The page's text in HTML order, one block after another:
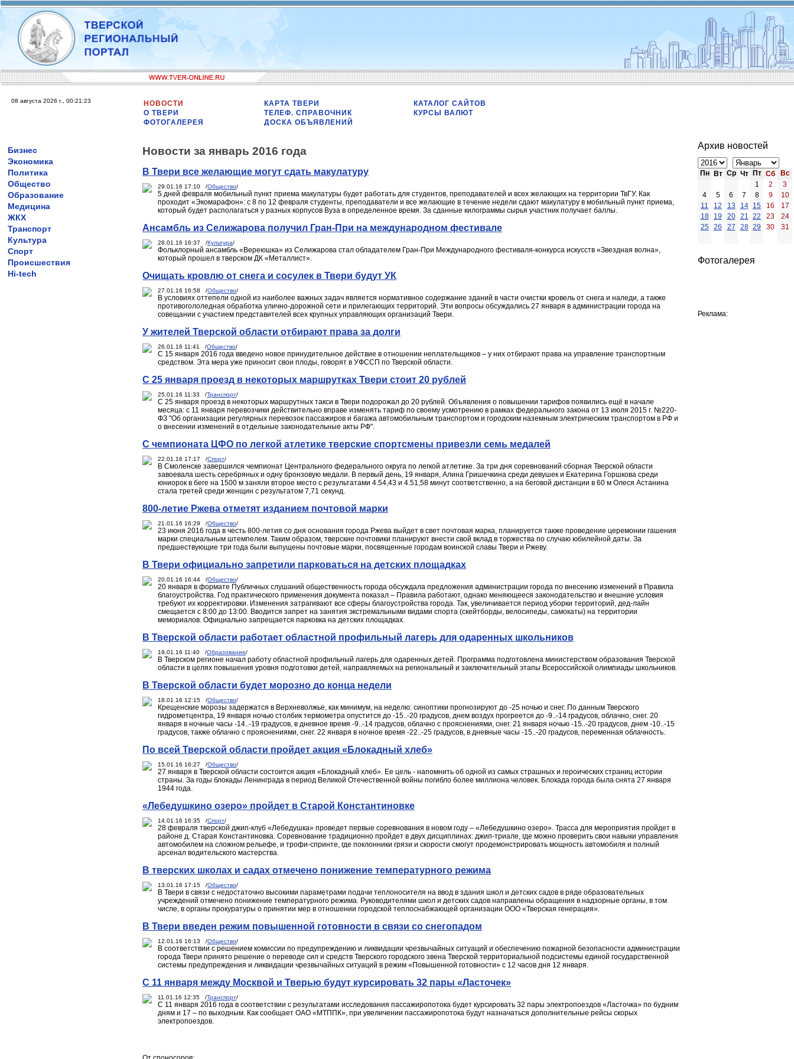
08 августа 2026 г., 00:21:23
НОВОСТИ
О ТВЕРИ
ФОТОГАЛЕРЕЯ
КАРТА ТВЕРИ
ТЕЛЕФ. СПРАВОЧНИК
ДОСКА ОБЪЯВЛЕНИЙ
КАТАЛОГ САЙТОВ
КУРСЫ ВАЛЮТ
Бизнес
Экономика
Политика
Общество
Образование
Медицина
ЖКХ
Транспорт
Культура
Спорт
Происшествия
Hi-tech
Новости за январь 2016 года
В Твери все желающие могут сдать макулатуру
29.01.16 17:10 /Общество/
5 дней февраля мобильный пункт приема макулатуры будет работать для студентов, преподавателей и всех желающих на территории ТвГУ. Как
проходит «Экомарафон»: с 8 по 12 февраля студенты, преподаватели и все желающие в течение недели сдают макулатуру в мобильный пункт приема,
который будет располагаться у разных корпусов Вуза в определенное время. За сданные килограммы сырья участник получает баллы.
Ансамбль из Селижарова получил Гран-При на международном фестивале
28.01.16 16:37 /Культура/
Фольклорный ансамбль «Вереюшка» из Селижарова стал обладателем Гран-При Международного фестиваля-конкурса искусств «Звездная волна»,
который прошел в тверском ДК «Металлист».
Очищать кровлю от снега и сосулек в Твери будут УК
27.01.16 16:58 /Общество/
В условиях оттепели одной из наиболее важных задач является нормативное содержание зданий в части очистки кровель от снега и наледи, а также
противогололедная обработка улично-дорожной сети и прилегающих территорий. Эти вопросы обсуждались 27 января в администрации города на
совещании с участием представителей всех крупных управляющих организаций Твери.
У жителей Тверской области отбирают права за долги
26.01.16 11:41 /Общество/
С 15 января 2016 года введено новое принудительное действие в отношении неплательщиков – у них отбирают права на управление транспортным
средством. Эта мера уже приносит свои плоды, говорят в УФССП по Тверской области.
С 25 января проезд в некоторых маршрутках Твери стоит 20 рублей
25.01.16 11:33 /Транспорт/
С 25 января проезд в некоторых маршрутных такси в Твери подорожал до 20 рублей. Объявления о повышении тарифов появились ещё в начале
месяца: с 11 января перевозчики действительно вправе изменять тариф по своему усмотрению в рамках федерального закона от 13 июля 2015 г. №220-
ФЗ "Об организации регулярных перевозок пассажиров и багажа автомобильным транспортом и городским наземным электрическим транспортом в РФ и
о внесении изменений в отдельные законодательные акты РФ".
С чемпионата ЦФО по легкой атлетике тверские спортсмены привезли семь медалей
22.01.16 17:17 /Спорт/
В Смоленске завершился чемпионат Центрального федерального округа по легкой атлетике. За три дня соревнований сборная Тверской области
завоевала шесть серебряных и одну бронзовую медали. В первый день, 19 января, Алина Гришечкина среди девушек и Екатерина Горшкова среди
юниорок в беге на 1500 м заняли второе место с результатами 4.54,43 и 4.51,58 минут соответственно, а на беговой дистанции в 60 м Олеся Астанина
стала третей среди женщин с результатом 7,71 секунд.
800-летие Ржева отметят изданием почтовой марки
21.01.16 16:29 /Общество/
23 июня 2016 года в честь 800-летия со дня основания города Ржева выйдет в свет почтовая марка, планируется также проведение церемонии гашения
марки специальным штемпелем. Таким образом, тверские почтовики планируют внести свой вклад в торжества по случаю юбилейной даты. За
предшествующие три года были выпущены почтовые марки, посвященные городам воинской славы Твери и Ржеву.
В Твери официально запретили парковаться на детских площадках
20.01.16 16:44 /Общество/
20 января в формате Публичных слушаний общественность города обсуждала предложения администрации города по внесению изменений в Правила
благоустройства. Год практического применения документа показал – Правила работают, однако меняющееся законодательство и внешние условия
требуют их корректировки. Изменения затрагивают все сферы благоустройства города. Так, увеличивается период уборки территорий, дед-лайн
смещается с 8:00 до 13:00. Вводится запрет на занятия экстремальными видами спорта (скейтборды, велосипеды, самокаты) на территории
мемориалов. Официально запрещается парковка на детских площадках.
В Тверской области работает областной профильный лагерь для одаренных школьников
19.01.16 11:40 /Образование/
В Тверском регионе начал работу областной профильный лагерь для одаренных детей. Программа подготовлена министерством образования Тверской
области в целях повышения уровня подготовки детей, направляемых на региональный и заключительный этапы Всероссийской олимпиады школьников.
В Тверской области будет морозно до конца недели
18.01.16 12:15 /Общество/
Крещенские морозы задержатся в Верхневолжье, как минимум, на неделю: синоптики прогнозируют до -25 ночью и снег. По данным Тверского
гидрометцентра, 19 января ночью столбик термометра опустится до -15..-20 градусов, днем воздух прогреется до -9..-14 градусов, облачно, снег. 20
января в ночные часы -14..-19 градусов, в дневное время -9..-14 градусов, облачно с прояснениями, снег. 21 января ночью -15..-20 градусов, днем -10..-15
градусов, также облачно с прояснениями, снег. 22 января в ночное время -22..-25 градусов, в дневные часы -15..-20 градусов, переменная облачность.
По всей Тверской области пройдет акция «Блокадный хлеб»
15.01.16 16:27 /Общество/
27 января в Тверской области состоится акция «Блокадный хлеб». Ее цель - напомнить об одной из самых страшных и героических страниц истории
страны. За годы блокады Ленинграда в период Великой Отечественной войны погибло более миллиона человек. Блокада города была снята 27 января
1944 года.
«Лебедушкино озеро» пройдет в Старой Константиновке
14.01.16 16:35 /Спорт/
28 февраля тверской джип-клуб «Лебедушка» проведет первые соревнования в новом году – «Лебедушкино озеро». Трасса для мероприятия пройдет в
районе д. Старая Константиновка. Соревнование традиционно пройдет в двух дисциплинах: джип-триале, где можно проверить свои навыки управления
автомобилем на сложном рельефе, и трофи-спринте, где поклонники грязи и скорости смогут продемонстрировать мощность автомобиля и полный
арсенал водительского мастерства.
В тверских школах и садах отмечено понижение температурного режима
13.01.16 17:15 /Общество/
В Твери в связи с недостаточно высокими параметрами подачи теплоносителя на ввод в здания школ и детских садов в ряде образовательных
учреждений отмечено понижение температурного режима. Руководителями школ и детских садов направлены обращения в надзорные органы, в том
числе, в органы прокуратуры о принятии мер в отношении городской теплоснабжающей организации ООО «Тверская генерация».
В Твери введен режим повышенной готовности в связи со снегопадом
12.01.16 16:13 /Общество/
В соответствии с решением комиссии по предупреждению и ликвидации чрезвычайных ситуаций и обеспечению пожарной безопасности администрации
города Твери принято решение о переводе сил и средств Тверского городского звена Тверской территориальной подсистемы единой государственной
системы предупреждения и ликвидации чрезвычайных ситуаций в режим «Повышенной готовности» с 12 часов дня 12 января.
С 11 января между Москвой и Тверью будут курсировать 32 пары «Ласточек»
11.01.16 12:35 /Транспорт/
С 11 января 2016 года в соответствии с результатами исследования пассажиропотока будет курсировать 32 пары электропоездов «Ласточка» по будним
дням и 17 – по выходным. Как сообщает ОАО «МТППК», при увеличении пассажиропотока будут назначаться дополнительные рейсы скорых
электропоездов.
Архив новостей
Пн Вт Ср Чт Пт Сб
Вс
1
2
3
4
5 6 7 8 9
10
11
12 13 14 15 16
17
18
19 20 21 22 23
24
25
26 27 28 29 30 31
Фотогалерея
Реклама: